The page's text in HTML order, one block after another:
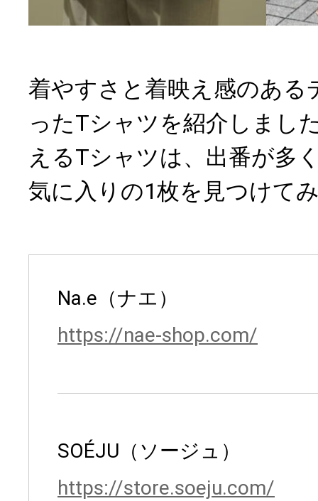
着やすさと着映え感のある
ったTシャツを紹介しまし
えるTシャツは、出番が多
気に入りの1枚を見つけて
Na.e（ナエ）
https://nae-shop.com/
SOÉJU（ソージュ）
https://store.soeju.com/